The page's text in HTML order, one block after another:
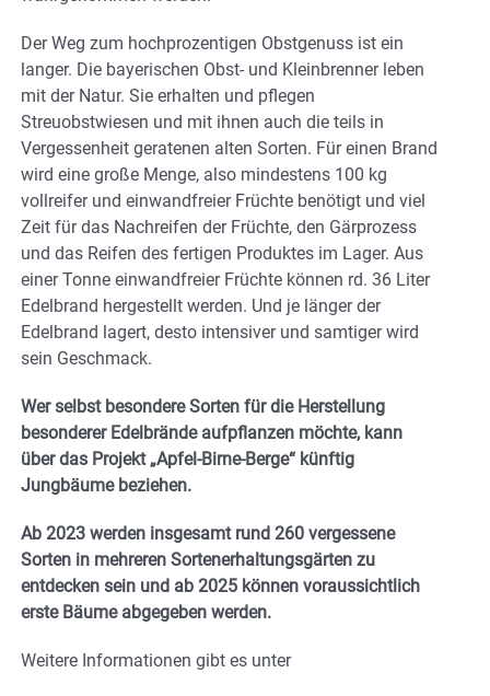
Der Weg zum hochprozentigen Obstgenuss ist ein
langer. Die bayerischen Obst- und Kleinbrenner leben
mit der Natur. Sie erhalten und pflegen
Streuobstwiesen und mit ihnen auch die teils in
Vergessenheit geratenen alten Sorten. Für einen Brand
wird eine große Menge, also mindestens 100 kg
vollreifer und einwandfreier Früchte benötigt und viel
Zeit für das Nachreifen der Früchte, den Gärprozess
und das Reifen des fertigen Produktes im Lager. Aus
einer Tonne einwandfreier Früchte können rd. 36 Liter
Edelbrand hergestellt werden. Und je länger der
Edelbrand lagert, desto intensiver und samtiger wird
sein Geschmack.
Wer selbst besondere Sorten für die Herstellung
besonderer Edelbrände aufpflanzen möchte, kann
über das Projekt „Apfel-Birne-Berge“ künftig
Jungbäume beziehen.
Ab 2023 werden insgesamt rund 260 vergessene
Sorten in mehreren Sortenerhaltungsgärten zu
entdecken sein und ab 2025 können voraussichtlich
erste Bäume abgegeben werden.
Weitere Informationen gibt es unter